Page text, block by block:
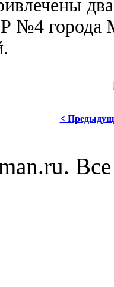
города
<